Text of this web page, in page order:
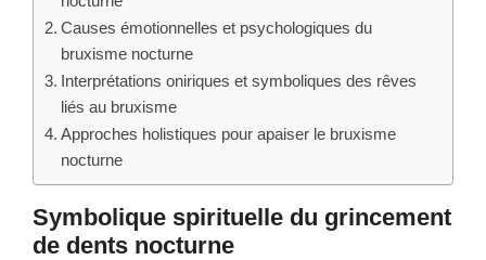
Causes émotionnelles et psychologiques du
bruxisme nocturne
Interprétations oniriques et symboliques des rêves
liés au bruxisme
Approches holistiques pour apaiser le bruxisme
nocturne
Symbolique spirituelle du grincement
de dents nocturne